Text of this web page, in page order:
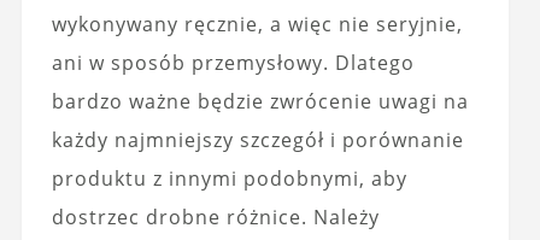
wykonywany ręcznie, a więc nie seryjnie,
ani w sposób przemysłowy. Dlatego
bardzo ważne będzie zwrócenie uwagi na
każdy najmniejszy szczegół i porównanie
produktu z innymi podobnymi, aby
dostrzec drobne różnice. Należy